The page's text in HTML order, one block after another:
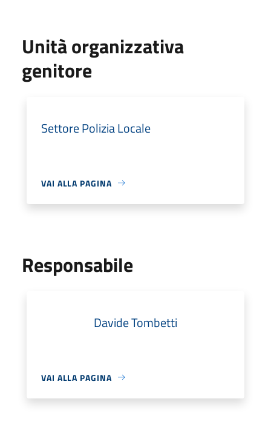
Unità organizzativa
genitore
Settore Polizia Locale
VAI ALLA PAGINA
Responsabile
Davide Tombetti
VAI ALLA PAGINA